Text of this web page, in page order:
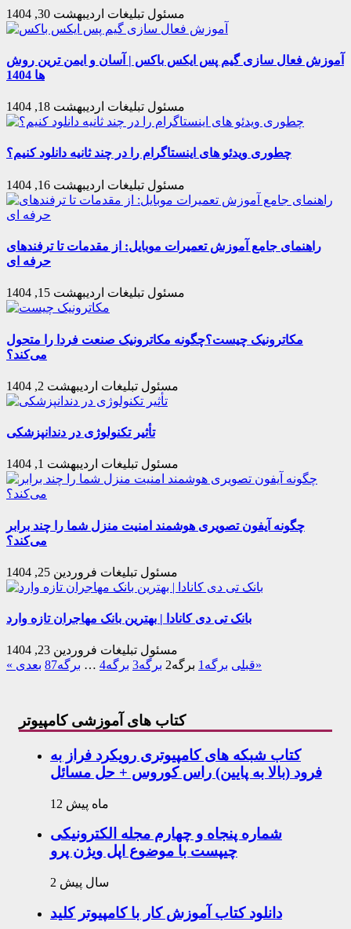
مسئول تبلیغات اردیبهشت 30, 1404
آموزش فعال سازی گیم پس ایکس باکس | آسان و ایمن ترین روش
ها 1404
مسئول تبلیغات اردیبهشت 18, 1404
چطوری ویدئو های اینستاگرام را در چند ثانیه دانلود کنیم؟
مسئول تبلیغات اردیبهشت 16, 1404
راهنمای جامع آموزش تعمیرات موبایل: از مقدمات تا ترفندهای
حرفه ای
مسئول تبلیغات اردیبهشت 15, 1404
مکاترونیک چیست؟چگونه مکاترونیک صنعت فردا را متحول
می‌کند؟
مسئول تبلیغات اردیبهشت 2, 1404
تأثیر تکنولوژی در دندانپزشکی
مسئول تبلیغات اردیبهشت 1, 1404
چگونه آیفون تصویری هوشمند امنیت منزل شما را چند برابر
می‌کند؟
مسئول تبلیغات فروردین 25, 1404
بانک تی دی کانادا | بهترین بانک مهاجران تازه وارد
مسئول تبلیغات فروردین 23, 1404
« قبلی برگه1 برگه2 برگه3 برگه4
… برگه87 بعدی»
کتاب های آموزشی کامپیوتر
کتاب شبکه های کامپیوتری رویکرد فراز به
فرود (بالا به پایین) راس کوروس + حل مسائل
12 ماه پیش
شماره پنجاه و چهارم مجله الکترونیکی
چیپست با موضوع اپل ویژن پرو
2 سال پیش
دانلود کتاب آموزش کار با کامپیوتر کلید